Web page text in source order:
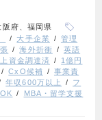
府、福岡県
大手企業
管理
海外折衝
英語
資金調達済
1億円
CxO候補
事業責
年収600万以上
フ
MBA・留学支援